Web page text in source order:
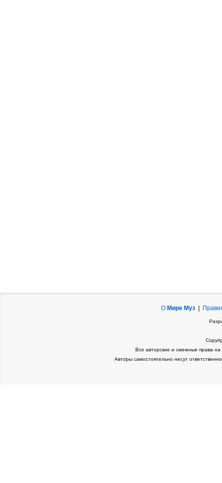
О Мире Муз|
Все авторские и смежные права
Авторы самостоятельно несут